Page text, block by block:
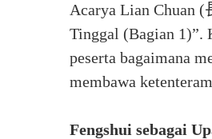
Acarya Lian Chuan
Tinggal (Bagian 1)”.
peserta bagaimana
membawa
Fengshui sebagai